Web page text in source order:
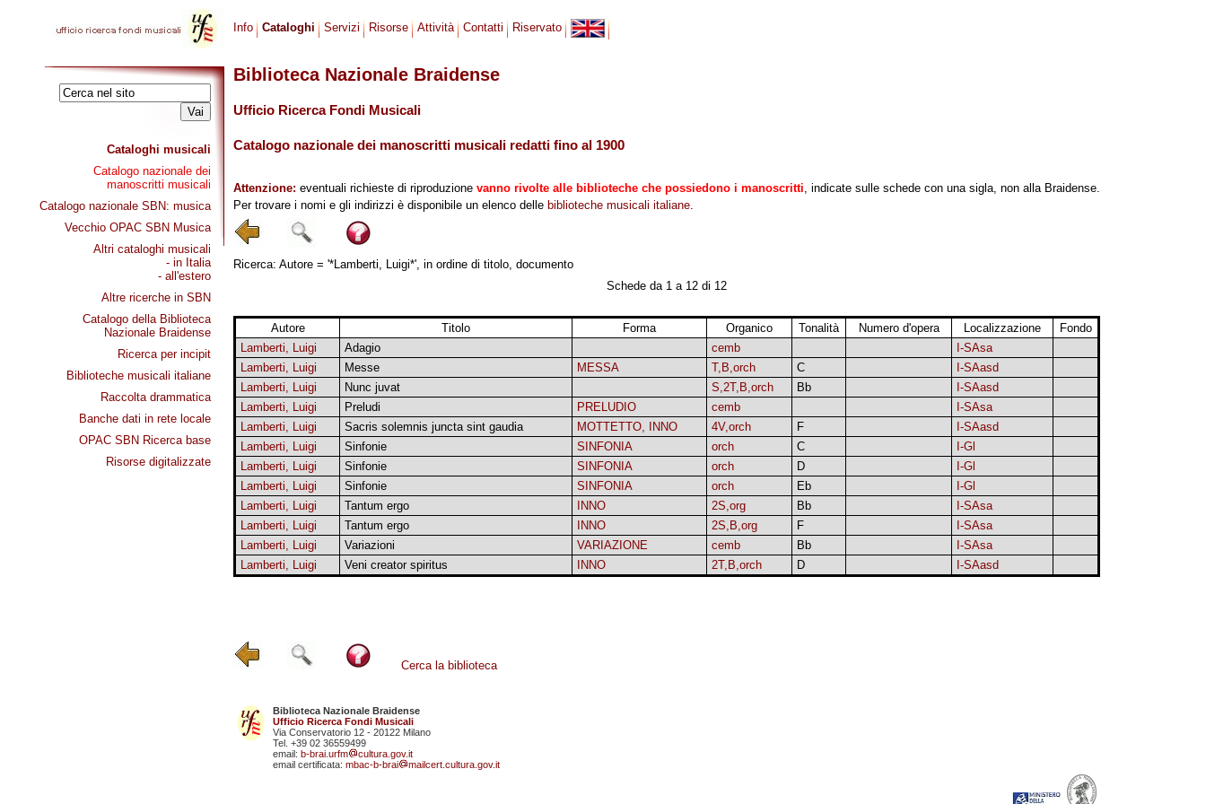
Cataloghi musicali
Catalogo nazionale dei
manoscritti musicali
Catalogo nazionale SBN: musica
Vecchio OPAC SBN Musica
Altri cataloghi musicali
- in Italia
- all'estero
Altre ricerche in SBN
Catalogo della Biblioteca
Nazionale Braidense
Ricerca per incipit
Biblioteche musicali italiane
Raccolta drammatica
Banche dati in rete locale
OPAC SBN Ricerca base
Risorse digitalizzate
Info Cataloghi Servizi Risorse Attività Contatti Riservato
Biblioteca Nazionale Braidense
Ufficio Ricerca Fondi Musicali
Catalogo nazionale dei manoscritti musicali redatti fino al 1900
Attenzione: eventuali richieste di riproduzione vanno rivolte alle biblioteche che possiedono i manoscritti, indicate sulle schede con una sigla, non alla Braidense.
Per trovare i nomi e gli indirizzi è disponibile un elenco delle biblioteche musicali italiane.
Ricerca: Autore = '*Lamberti, Luigi*', in ordine di titolo, documento
Schede da 1 a 12 di 12
Autore Titolo Forma Organico Tonalità Numero d'opera Localizzazione
Fondo
Lamberti, Luigi
Adagio cemb
I-SAsa
Lamberti, Luigi
Messe MESSA T,B,orch C
I-SAasd
Lamberti, Luigi
Nunc juvat S,2T,B,orch Bb
I-SAasd
Lamberti, Luigi
Preludi PRELUDIO cemb
I-SAsa
Lamberti, Luigi
Sacris solemnis juncta sint gaudia MOTTETTO, INNO 4V,orch F
I-SAasd
Lamberti, Luigi
Sinfonie SINFONIA orch C
I-Gl
Lamberti, Luigi
Sinfonie SINFONIA orch D
I-Gl
Lamberti, Luigi
Sinfonie SINFONIA orch Eb
I-Gl
Lamberti, Luigi
Tantum ergo INNO 2S,org Bb
I-SAsa
Lamberti, Luigi
Tantum ergo INNO 2S,B,org F
I-SAsa
Lamberti, Luigi
Variazioni VARIAZIONE cemb Bb
I-SAsa
Lamberti, Luigi
Veni creator spiritus INNO 2T,B,orch D I-SAasd
Cerca la biblioteca
Biblioteca Nazionale Braidense
Ufficio Ricerca Fondi Musicali
Via Conservatorio 12 - 20122 Milano
Tel. +39 02 36559499
email: b-brai.urfm
cultura.gov.it
email certificata: mbac-b-brai mailcert.cultura.gov.it